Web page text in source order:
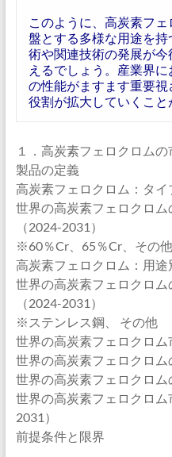
このように、高炭素フ
盤とする多様な用途を
術や関連技術の発展が
えるでしょう。産業界
の性能がますます重要
役割が拡大していくこと
１．高炭素フェロクロム
製品の定義
高炭素フェロクロム：タイ
世界の高炭素フェロクロ
（2024-2031）
※60％Cr、65％Cr、その他
高炭素フェロクロム：用途
世界の高炭素フェロクロ
（2024-2031）
※ステンレス鋼、 その他
世界の高炭素フェロクロ
世界の高炭素フェロクロ
世界の高炭素フェロクロ
世界の高炭素フェロクロ
2031）
前提条件と限界